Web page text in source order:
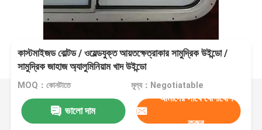
কাস্টমাইজড বোল্টড / ওয়েল্ডযুক্ত আয়তক্ষেত্রাকার সামুদ্রিক উইন্ডো /
সামুদ্রিক জাহাজ অ্যালুমিনিয়াম খাদ উইন্ডো
MOQ：কোনটাতে মূল্য：Negotiatable
ভালো দাম
আমাদের সাথে যোগাযোগ
করুন